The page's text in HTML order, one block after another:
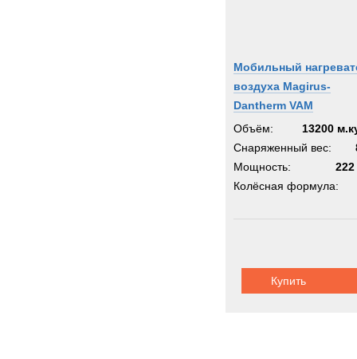
Мобильный
воздуха Magirus-
Dantherm VAM
Объём:
13200
Снаряженный вес:
Мощность:
222
Колёсная формула:
Купить